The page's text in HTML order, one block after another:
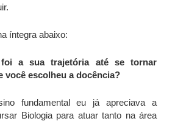
íntegra abaixo:
foi a sua trajetória até se tornar
você escolheu a docência?
fundamental eu já apreciava a
Biologia para atuar tanto na área